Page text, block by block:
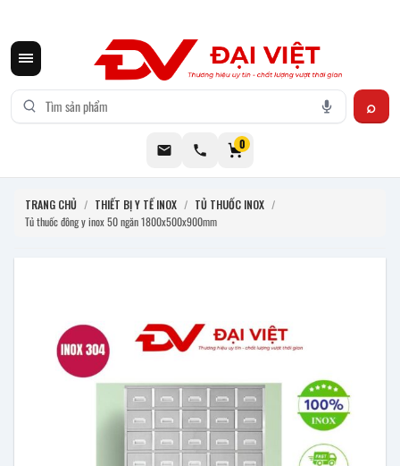
0
TRANG CHỦ / THIẾT BỊ Y TẾ INOX / TỦ THUỐC INOX /
Tủ thuốc đông y inox 50 ngăn 1800x500x900mm